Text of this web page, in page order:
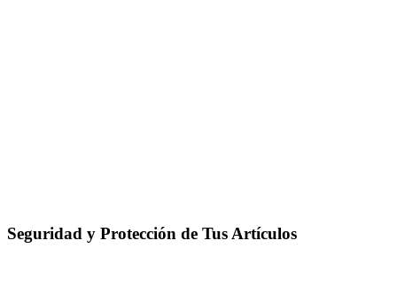
Seguridad y Protección de Tus Artículos